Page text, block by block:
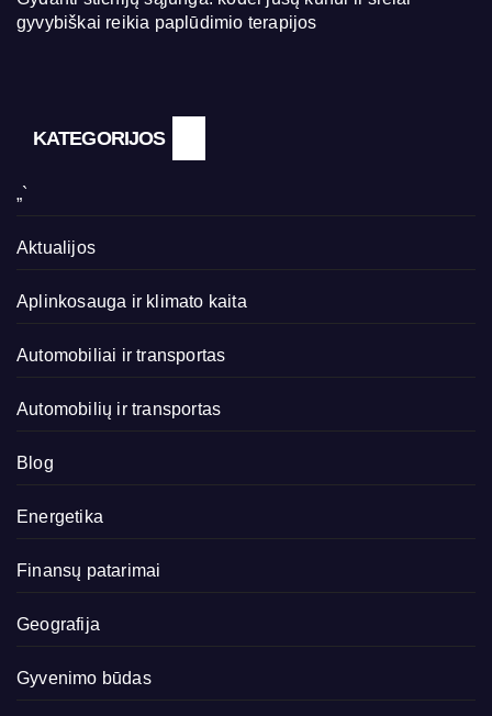
gyvybiškai reikia paplūdimio terapijos
KATEGORIJOS
„`
Aktualijos
Aplinkosauga ir klimato kaita
Automobiliai ir transportas
Automobilių ir transportas
Blog
Energetika
Finansų patarimai
Geografija
Gyvenimo būdas